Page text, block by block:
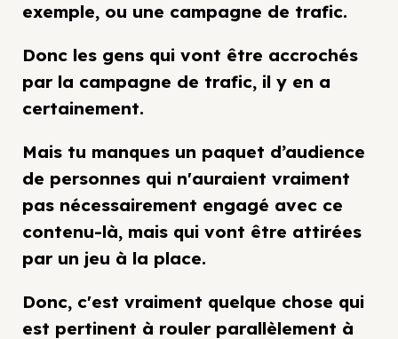
exemple, ou une campagne de trafic.
Donc les gens qui vont être accrochés
par la campagne de trafic, il y en a
certainement.
Mais tu manques un paquet d’audience
de personnes qui n'auraient vraiment
pas nécessairement engagé avec ce
contenu-là, mais qui vont être attirées
par un jeu à la place.
Donc, c'est vraiment quelque chose qui
est pertinent à rouler parallèlement à